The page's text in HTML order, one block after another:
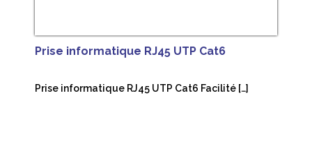
Prise informatique RJ45 UTP Cat6
Prise informatique RJ45 UTP Cat6 Facilité […]